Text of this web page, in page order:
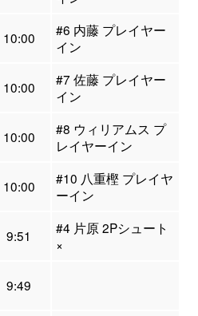
10:00
#6 内藤 プレイヤー
イン
10:00
#7 佐藤 プレイヤー
イン
10:00
#8 ウィリアムス プ
レイヤーイン
10:00
#10 八重樫 プレイヤ
ーイン
9:51
#4 片原 2Pシュート
×
9:49